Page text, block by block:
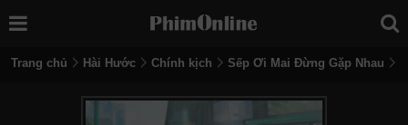
Trang chủ Hài Hước Chính kịch Sếp Ơi Mai Đừng Gặp Nhau